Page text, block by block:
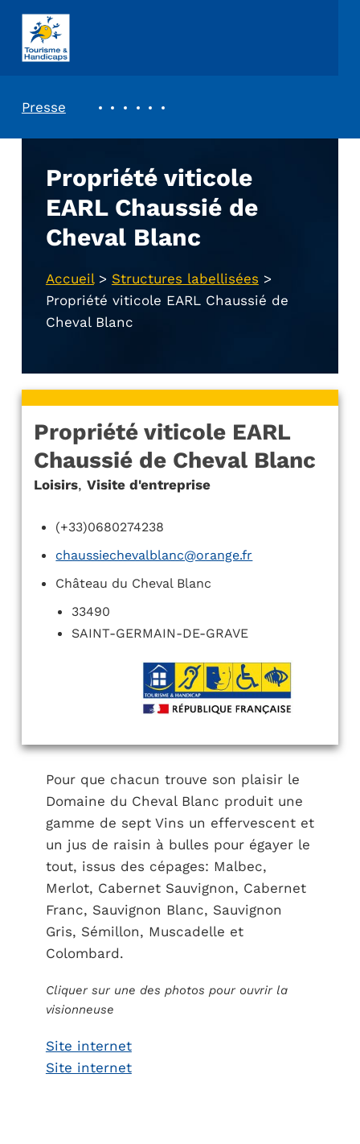
ASSOCIATION TOURISME ET HANDICAPS
Presse
Propriété viticole
EARL Chaussié de
Cheval Blanc
Accueil> Structures labellisées >
Propriété viticole EARL Chaussié de
Cheval Blanc
Propriété viticole EARL
Chaussié de Cheval Blanc
Loisirs, Visite d'entreprise
(+33)0680274238
chaussiechevalblanc@orange.fr
Château du Cheval Blanc
33490
SAINT-GERMAIN-DE-GRAVE
Pour que chacun trouve son plaisir le
Domaine du Cheval Blanc produit une
gamme de sept Vins un effervescent et
un jus de raisin à bulles pour égayer le
tout, issus des cépages: Malbec,
Merlot, Cabernet Sauvignon, Cabernet
Franc, Sauvignon Blanc, Sauvignon
Gris, Sémillon, Muscadelle et
Colombard.
Cliquer sur une des photos pour ouvrir la
visionneuse
Site internet
Site internet